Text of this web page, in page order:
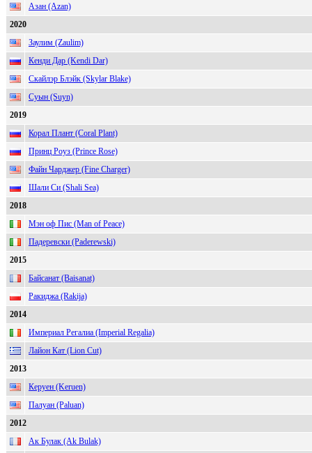
Азан (Azan)
2020
Заулим (Zaulim)
Кенди Дар (Kendi Dar)
Скайлэр Блэйк (Skylar Blake)
Суын (Suyn)
2019
Корал Плант (Coral Plant)
Принц Роуз (Prince Rose)
Файн Чарджер (Fine Charger)
Шали Си (Shali Sea)
2018
Мэн оф Пис (Man of Peace)
Падеревски (Paderewski)
2015
Байсанат (Baisanat)
Ракиджа (Rakija)
2014
Империал Регалиа (Imperial Regalia)
Лайон Кат (Lion Cut)
2013
Керуен (Keruen)
Палуан (Paluan)
2012
Ак Булак (Ak Bulak)